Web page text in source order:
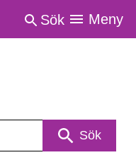
Sök Meny
Sök